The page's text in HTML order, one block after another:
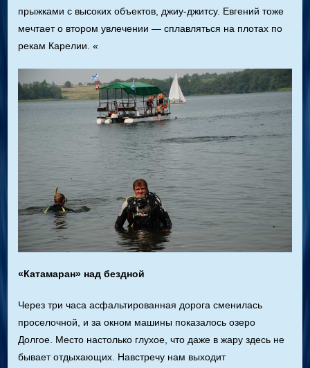
прыжками с высоких объектов, джиу-джитсу. Евгений тоже
мечтает о втором увлечении — сплавляться на плотах по
рекам Карелии. «
«Катамаран» над бездной
Через три часа асфальтированная дорога сменилась
проселочной, и за окном машины показалось озеро
Долгое. Место настолько глухое, что даже в жару здесь не
бывает отдыхающих. Навстречу нам выходит